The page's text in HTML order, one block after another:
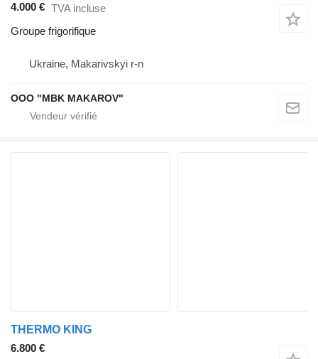
4.000 € TVA incluse
Groupe frigorifique
Ukraine, Makarivskyi r-n
OOO "MBK MAKAROV"
THERMO KING
6.800 €